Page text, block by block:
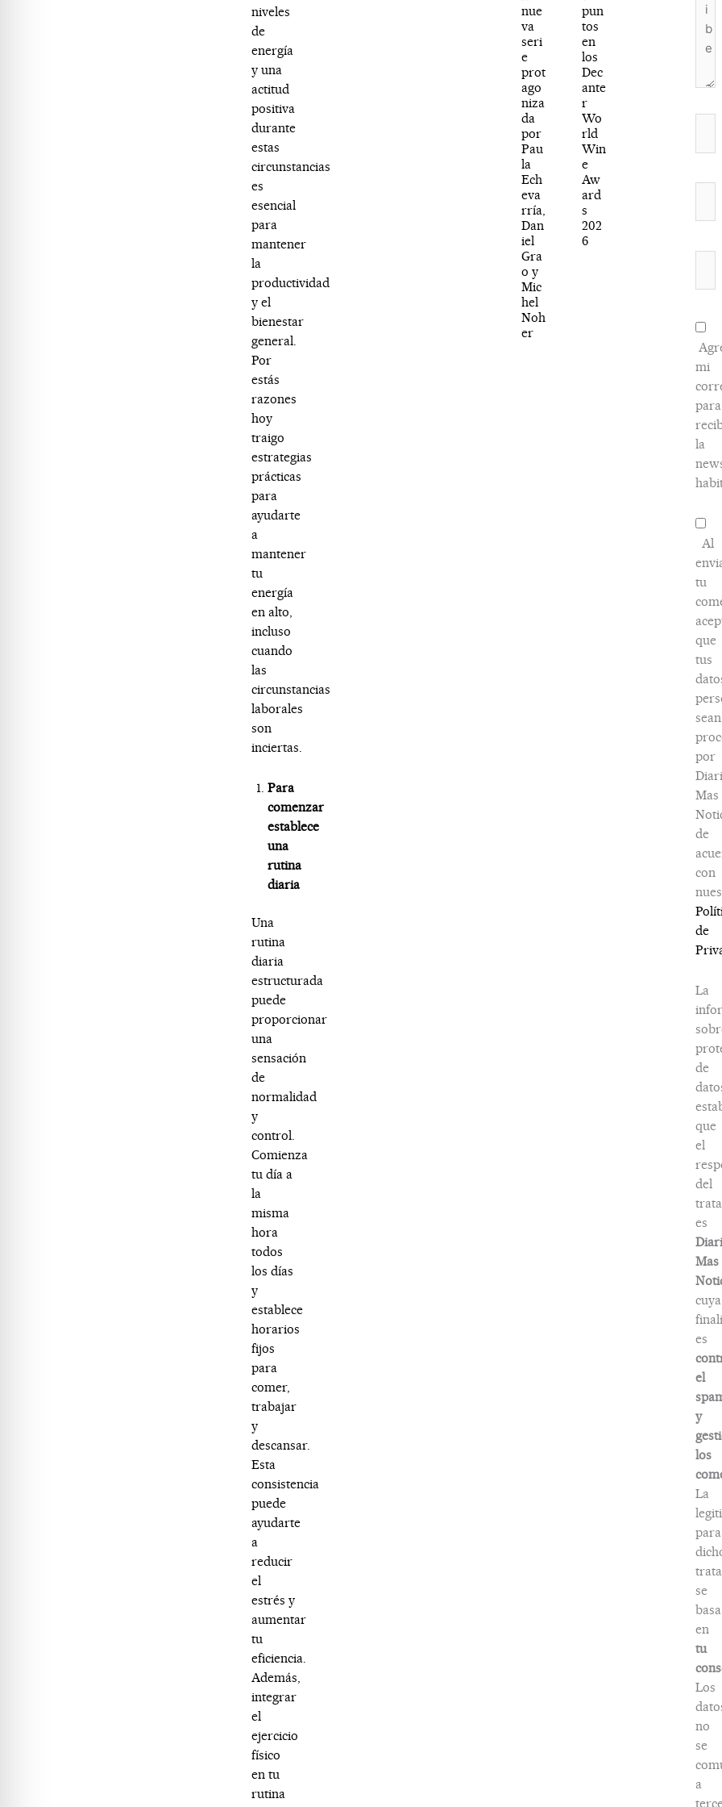
niveles
de
energía
y una
actitud
positiva
durante
estas
circunstancias
es
esencial
para
mantener
la
productividad
y el
bienestar
general.
Por
estás
razones
hoy
traigo
estrategias
prácticas
para
ayudarte
a
mantener
tu
energía
en alto,
incluso
cuando
las
circunstancias
laborales
son
inciertas.
Para
comenzar
establece
una
rutina
diaria
Una
rutina
diaria
estructurada
puede
proporcionar
una
sensación
de
normalidad
y
control.
Comienza
tu día a
la
misma
hora
todos
los días
y
establece
horarios
fijos
para
comer,
trabajar
y
descansar.
Esta
consistencia
puede
ayudarte
a
reducir
el
estrés y
aumentar
tu
eficiencia.
Además,
integrar
el
ejercicio
físico
en tu
rutina
nue
va
seri
e
prot
ago
niza
da
por
Pau
la
Ech
eva
rría,
Dan
iel
Gra
o y
Mic
hel
Noh
er
pun
tos
en
los
Dec
ante
r
Wo
rld
Win
e
Aw
ard
s
202
6
mi
para
la
Al
tu
que
tus
sean
por
Mas
de
con
de
La
de
que
el
del
es
Mas
cuya
es
el
y
los
La
para
se
basa
en
tu
Los
no
se
a